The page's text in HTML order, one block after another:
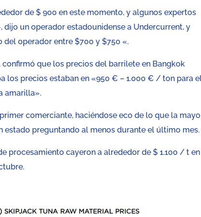
de $ 900 en este momento, y algunos expertos
un operador estadounidense a Undercurrent, y
operador entre $700 y $750 «.
que los precios del barrilete en Bangkok
los precios estaban en «950 € – 1.000 € / ton para
amarilla».
comerciante, haciéndose eco de lo que la
estado preguntando al menos durante el último mes.
procesamiento cayeron a alrededor de $ 1.100 / t en